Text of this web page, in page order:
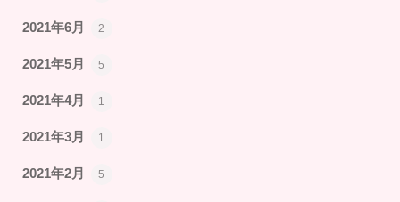
2021年6月 2
2021年5月 5
2021年4月 1
2021年3月 1
2021年2月 5